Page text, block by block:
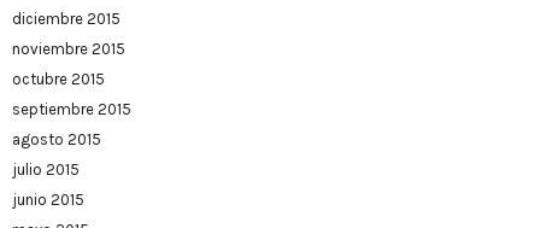
diciembre 2015
noviembre 2015
octubre 2015
septiembre 2015
agosto 2015
julio 2015
junio 2015